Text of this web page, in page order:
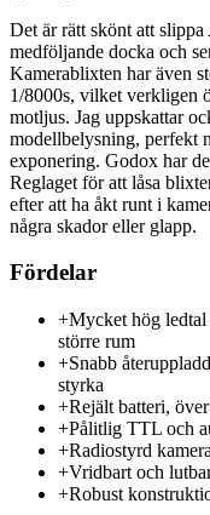
Det är rätt skönt att
medföljande docka och
Kamerablixten har även
1/8000s, vilket verkligen
motljus. Jag uppskattar
modellbelysning, perfekt
exponering. Godox har
Reglaget för att låsa
efter att ha åkt runt i
några skador eller glapp.
Fördelar
+Mycket hög
större rum
+Snabb
styrka
+Rejält batteri,
+Pålitlig TTL och
+Radiostyrd
+Vridbart och
+Robust